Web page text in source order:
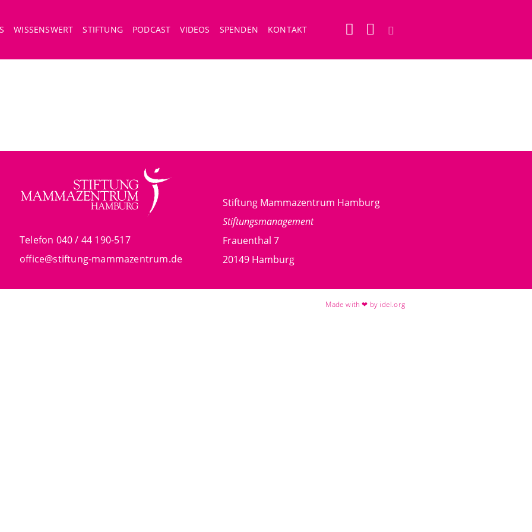
WISSENSWERT STIFTUNG PODCAST VIDEOS SPENDEN KONTAKT
Telefon 040 / 44 190-517
office@stiftung-mammazentrum.de
Stiftung Mammazentrum Hamburg
Stiftungsmanagement
Frauenthal 7
20149 Hamburg
Made with ❤ by idel.org